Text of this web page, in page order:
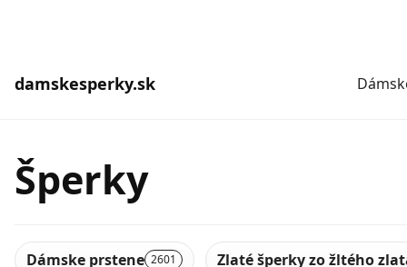
damskesperky.sk
Šperky
Dámske prstene 2601 Zlaté šperky zo žltého